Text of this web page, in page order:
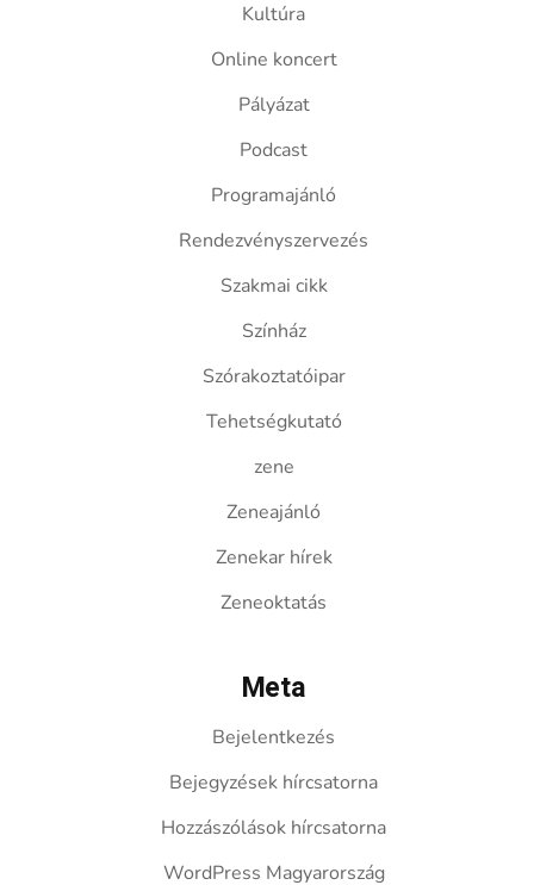
Kultúra
Online koncert
Pályázat
Podcast
Programajánló
Rendezvényszervezés
Szakmai cikk
Színház
Szórakoztatóipar
Tehetségkutató
zene
Zeneajánló
Zenekar hírek
Zeneoktatás
Meta
Bejelentkezés
Bejegyzések hírcsatorna
Hozzászólások hírcsatorna
WordPress Magyarország